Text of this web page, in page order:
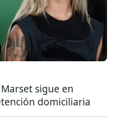
sigue en
domiciliaria